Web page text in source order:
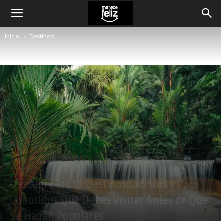
Inicio Destinos
Destinos
Descubre los 10 Destinos Exóticos y Poco
Conocidos Que Debes Visitar Antes de Que
Se Hagan Populares